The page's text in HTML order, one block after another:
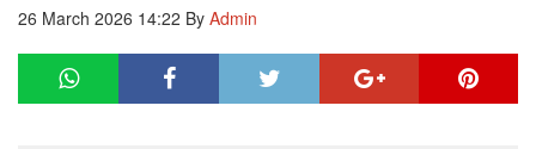
26 March 2026 14:22 By Admin